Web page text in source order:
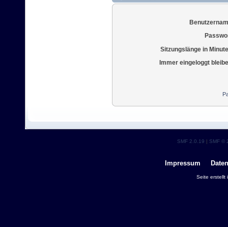
Sitzungslänge in
Immer eingeloggt
SMF 2.0.19 | SMF ©
Impressum
Seite erstellt